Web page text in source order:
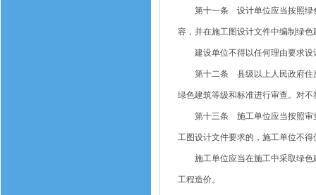
第十一条 设计单位应当按照绿色
容，并在施工图设计文件中编制绿色
建设单位不得以任何理由要求设
第十二条 县级以上人民政府住房
绿色建筑等级和标准进行审查。对
第十三条 施工单位应当按照审查
工图设计文件要求的，施工单位不得
施工单位应当在施工中采取绿色
工程造价。